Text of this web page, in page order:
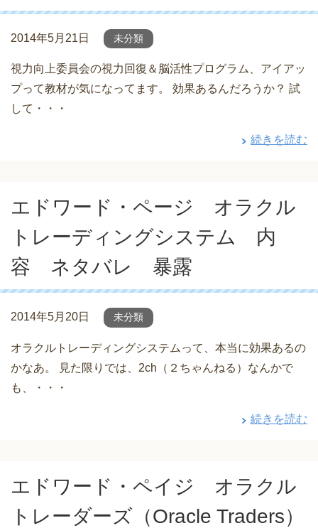
2014年5月21日 未分類
視力向上委員会の視力回復＆脳活性プログラム、アイアッ
プって教材が気になってます。 効果あるんだろうか？ 試
して・・・
続きを読む
エドワード・ページ オラクル
トレーディングシステム 内
容 ネタバレ 暴露
2014年5月20日 未分類
オラクルトレーディングシステムって、本当に効果あるの
かなあ。 見た限りでは、2ch（２ちゃんねる）なんかで
も、・・・
続きを読む
エドワード・ペイジ オラクル
トレーダーズ（Oracle Traders）